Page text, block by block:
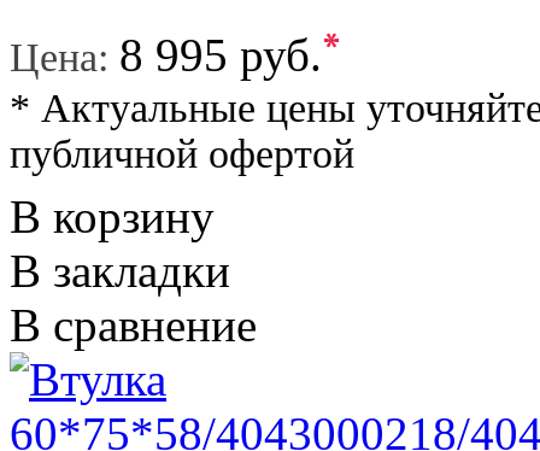
Цена: 8 995 руб.*
* Актуальные цены
публичной офертой
В корзину
В закладки
В сравнение